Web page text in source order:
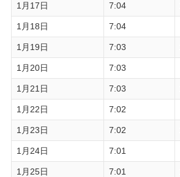
1月17日 7:04
1月18日 7:04
1月19日 7:03
1月20日 7:03
1月21日 7:03
1月22日 7:02
1月23日 7:02
1月24日 7:01
1月25日 7:01